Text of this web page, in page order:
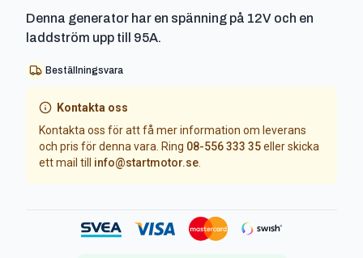
Denna generator har en spänning på 12V och en
laddström upp till 95A.
Beställningsvara
Kontakta oss
Kontakta oss för att få mer information om leverans
och pris för denna vara. Ring 08-556 333 35eller skicka
ett mail till
info@startmotor.se